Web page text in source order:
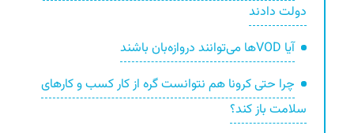
دولت دادند
آیا VODها می‌توانند دروازه‌بان باشند
چرا حتی کرونا هم نتوانست گره از کار کسب و کارهای
سلامت باز کند؟